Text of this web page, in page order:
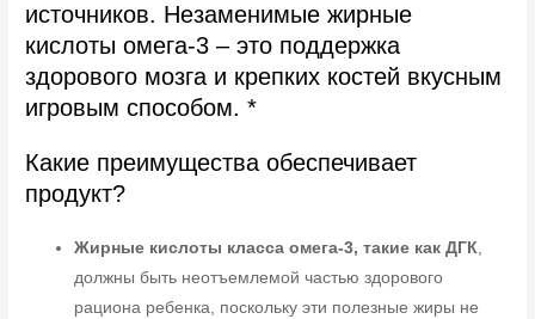
источников. Незаменимые жирные
кислоты омега-3 – это поддержка
здорового мозга и крепких костей вкусным
игровым способом. *
Какие преимущества обеспечивает
продукт?
Жирные кислоты класса омега-3, такие как ДГК,
должны быть неотъемлемой частью здорового
рациона ребенка, поскольку эти полезные жиры не